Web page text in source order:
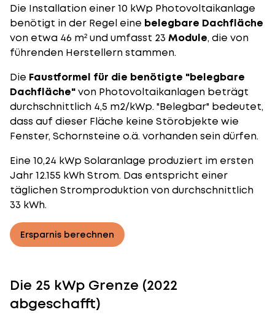
Die Installation einer 10 kWp Photovoltaikanlage
benötigt in der Regel eine belegbare Dachfläche
von etwa 46 m² und umfasst 23 Module, die von
führenden Herstellern stammen.
Die Faustformel für die benötigte "belegbare
Dachfläche"von Photovoltaikanlagen beträgt
durchschnittlich 4,5 m2/kWp. "Belegbar" bedeutet,
dass auf dieser Fläche keine Störobjekte wie
Fenster, Schornsteine o.ä. vorhanden sein dürfen.
Eine 10,24 kWp Solaranlage produziert im ersten
Jahr 12.155 kWh Strom. Das entspricht einer
täglichen Stromproduktion von durchschnittlich
33 kWh.
Ersparnis berechnen
Die 25 kWp Grenze (2022
abgeschafft)